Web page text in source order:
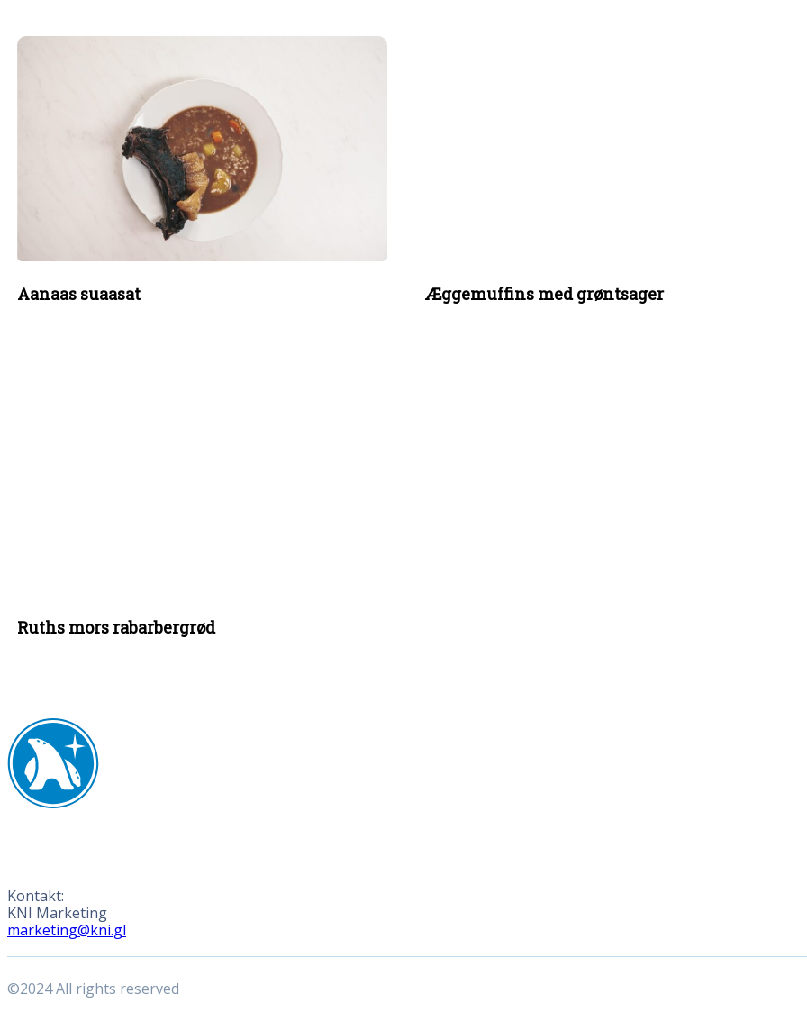
Aanaas suaasat Æggemuffins med grøntsager
Ruths mors rabarbergrød
Kontakt:
KNI Marketing
marketing@kni.gl
©2024 All rights reserved